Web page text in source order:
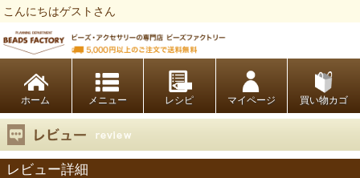
こんにちはゲストさん
ホーム レシピ マイページ 買い物カゴ
レビュー詳細